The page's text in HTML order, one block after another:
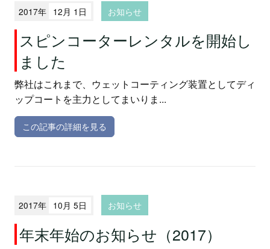
2017年 12月 1日 お知らせ
スピンコーターレンタルを開始し
ました
弊社はこれまで、ウェットコーティング装置としてディ
ップコートを主力としてまいりま...
この記事の詳細を見る
2017年 10月 5日 お知らせ
年末年始のお知らせ（2017）